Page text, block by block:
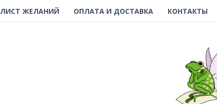
ЛИСТ ЖЕЛАНИЙ ОПЛАТА И ДОСТАВКА КОНТАКТЫ